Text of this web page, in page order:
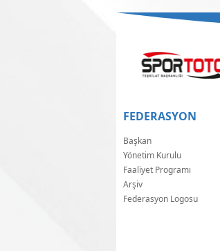
FEDERASYON
Başkan
Yönetim Kurulu
Faaliyet Programı
Arşiv
Federasyon Logosu